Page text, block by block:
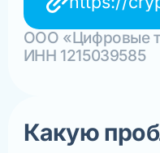
ООО «Цифровые
ИНН 1215039585
Какую